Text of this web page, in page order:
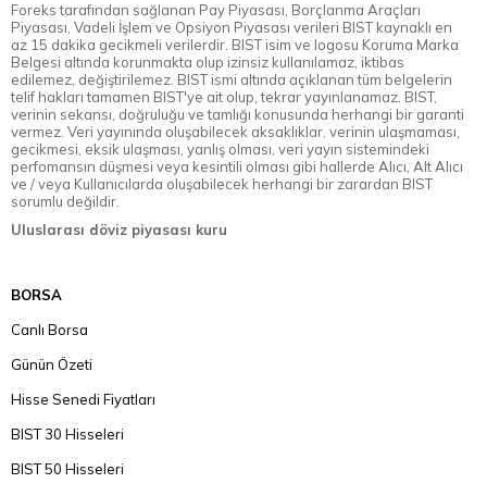
Foreks tarafından sağlanan Pay Piyasası, Borçlanma Araçları
Piyasası, Vadeli İşlem ve Opsiyon Piyasası verileri BIST kaynaklı en
az 15 dakika gecikmeli verilerdir. BIST isim ve logosu Koruma Marka
Belgesi altında korunmakta olup izinsiz kullanılamaz, iktibas
edilemez, değiştirilemez. BIST ismi altında açıklanan tüm belgelerin
telif hakları tamamen BIST'ye ait olup, tekrar yayınlanamaz. BIST,
verinin sekansı, doğruluğu ve tamlığı konusunda herhangi bir garanti
vermez. Veri yayınında oluşabilecek aksaklıklar, verinin ulaşmaması,
gecikmesi, eksik ulaşması, yanlış olması, veri yayın sistemindeki
perfomansın düşmesi veya kesintili olması gibi hallerde Alıcı, Alt Alıcı
ve / veya Kullanıcılarda oluşabilecek herhangi bir zarardan BIST
sorumlu değildir.
Uluslarası döviz piyasası kuru
BORSA
Canlı Borsa
Günün Özeti
Hisse Senedi Fiyatları
BIST 30 Hisseleri
BIST 50 Hisseleri